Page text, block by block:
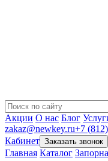
Акции О нас Блог
zakaz@newkey.ru+7
Кабинет Заказать звонок
Главная Каталог